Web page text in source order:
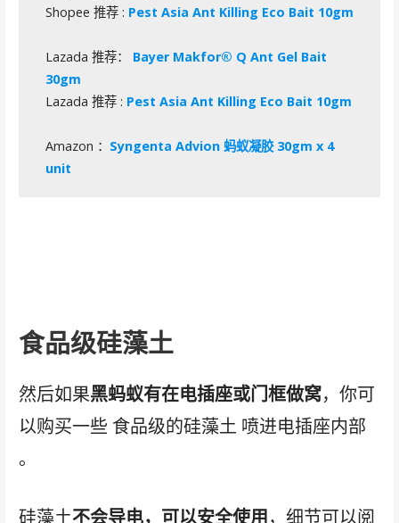
Shopee 推荐 : Pest Asia Ant Killing Eco Bait 10gm
Lazada 推荐： Bayer Makfor® Q Ant Gel Bait
30gm
Lazada 推荐 : Pest Asia Ant Killing Eco Bait 10gm
Amazon ： Syngenta Advion 蚂蚁凝胶 30gm x 4
unit
食品级硅藻土
然后如果黑蚂蚁有在电插座或门框做窝，你可
以购买一些 食品级的硅藻土 喷进电插座内部
。
硅藻土不会导电，可以安全使用，细节可以阅